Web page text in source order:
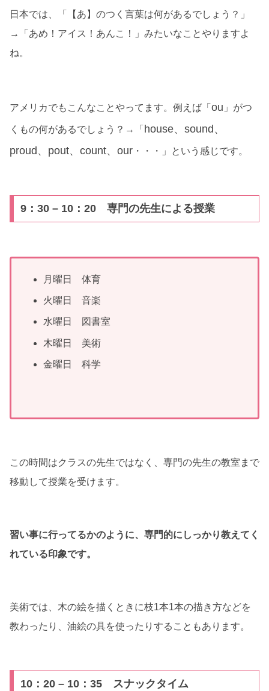
日本では、「【あ】のつく言葉は何があるでしょう？」
→「あめ！アイス！あんこ！」みたいなことやりますよ
ね。
アメリカでもこんなことやってます。例えば「 ou 」がつ
くもの何があるでしょう？→「 house、sound、
proud、pout、count、our ・・・」という感じです。
9：30 – 10：20 専門の先生による授業
月曜日 体育
火曜日 音楽
水曜日 図書室
木曜日 美術
金曜日 科学
この時間はクラスの先生ではなく、専門の先生の教室まで
移動して授業を受けます。
習い事に行ってるかのように、専門的にしっかり教えてく
れている印象です。
美術では、木の絵を描くときに枝1本1本の描き方などを
教わったり、油絵の具を使ったりすることもあります。
10：20 – 10：35 スナックタイム